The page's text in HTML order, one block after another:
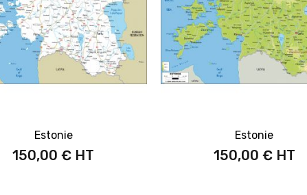
Estonie
150,00 €
Estonie
150,00 €